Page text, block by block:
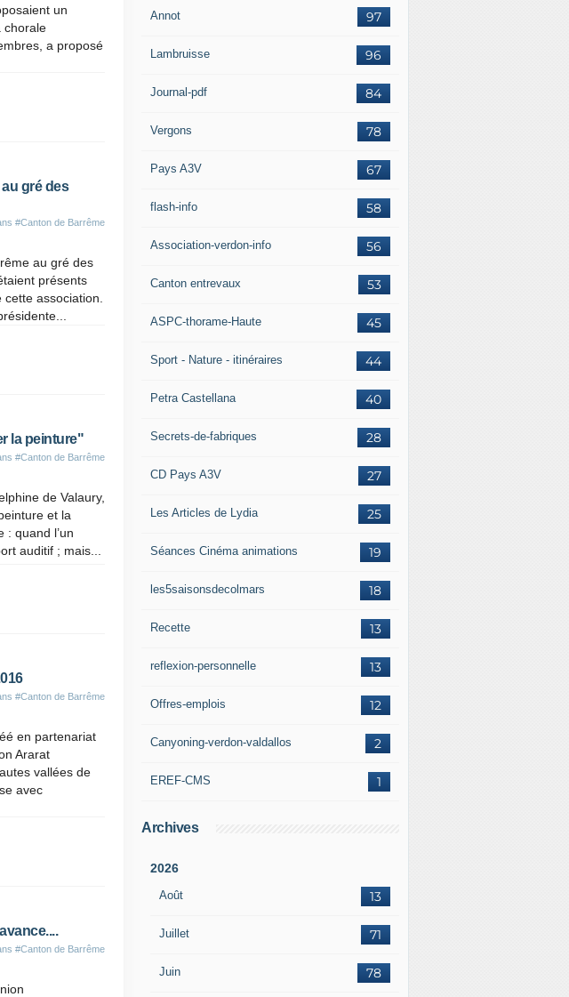
un
chorale
a proposé
gré des
#Canton de Barrême
au gré des
présents
association.
la peinture"
#Canton de Barrême
de Valaury,
et la
: quand l’un
auditif ; mais...
#Canton de Barrême
en partenariat
Ararat
vallées de
avec
#Canton de Barrême
97
Annot
96
Lambruisse
84
Journal-pdf
78
Vergons
67
Pays A3V
58
flash-info
56
Association-verdon-info
53
Canton entrevaux
45
ASPC-thorame-Haute
44
Sport - Nature - itinéraires
40
Petra Castellana
28
Secrets-de-fabriques
27
CD Pays A3V
25
Les Articles de Lydia
19
Séances Cinéma animations
18
les5saisonsdecolmars
13
Recette
13
reflexion-personnelle
12
Offres-emplois
2
Canyoning-verdon-valdallos
1
EREF-CMS
Archives
2026
Août 13
Juillet 71
Juin 78